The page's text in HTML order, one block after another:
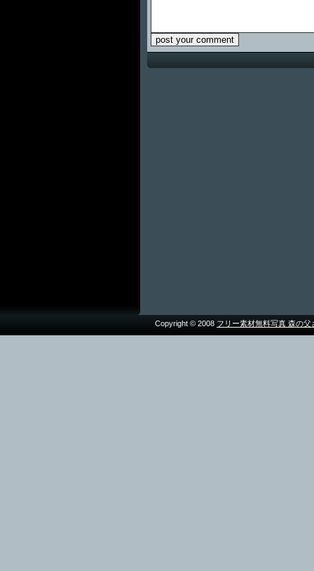
Copyright © 2008 フリー素材無料写真 森の父